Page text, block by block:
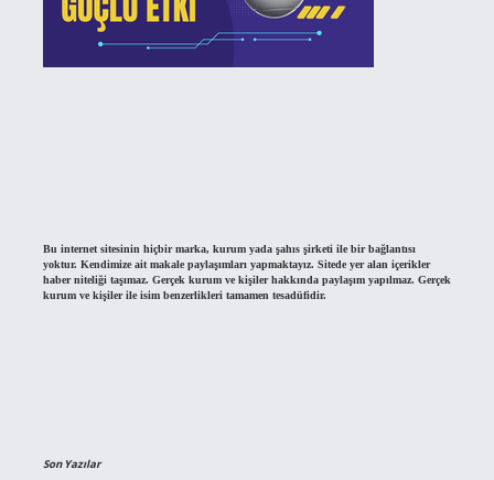
Bu internet sitesinin hiçbir marka, kurum yada şahıs şirketi ile bir bağlantısı
yoktur. Kendimize ait makale paylaşımları yapmaktayız. Sitede yer alan içerikler
haber niteliği taşımaz. Gerçek kurum ve kişiler hakkında paylaşım yapılmaz. Gerçek
kurum ve kişiler ile isim benzerlikleri tamamen tesadüfidir.
Son Yazılar